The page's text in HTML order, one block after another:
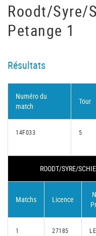
Roodt/Syre/
Petange 1
Résultats
Numéro du
match
Tour
14F033 5
ROODT/SYRE/
Matchs Licence
1 27185